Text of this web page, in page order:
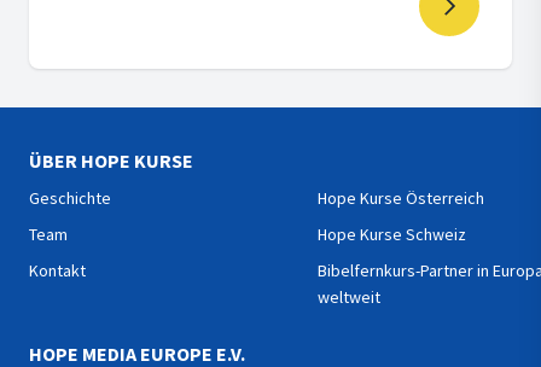
ÜBER HOPE KURSE
Geschichte
Team
Kontakt
Hope Kurse Österreich
Hope Kurse Schweiz
Bibelfernkurs-Partner in
weltweit
HOPE MEDIA EUROPE E.V.